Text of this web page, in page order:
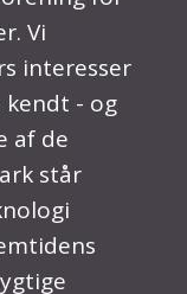
Vi
interesser
- og
af de
står